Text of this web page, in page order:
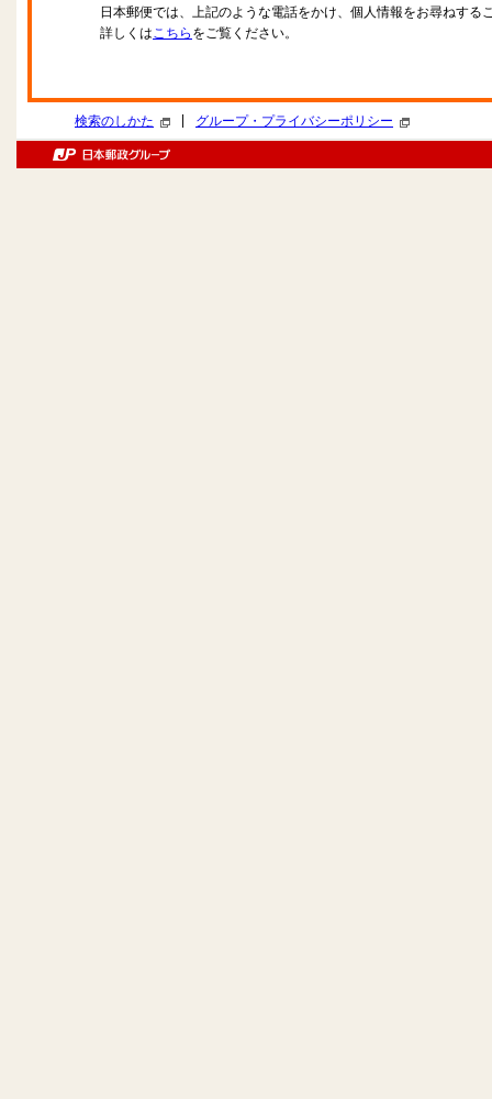
日本郵便では、上記のような電話をかけ、個人情報をお尋ねする
詳しくはこちら をご覧ください。
検索のしかた グループ・プライバシーポリシー